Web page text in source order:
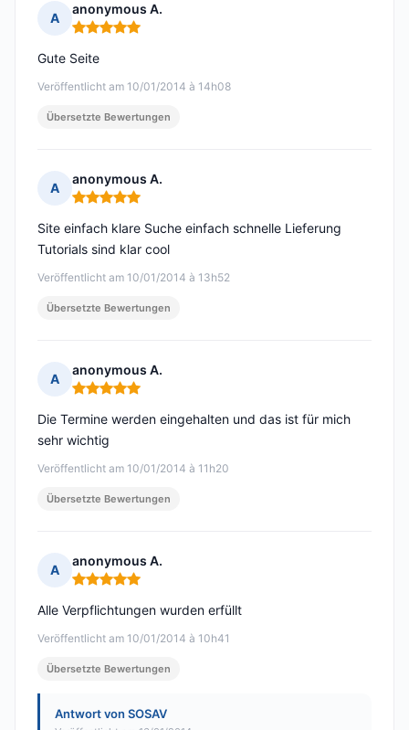
A
anonymous A.
Hinweis: 5 von 5
Veröffentlicht am 10/01/2014 à 14h08
Gute Seite
Übersetzte Bewertungen
A
anonymous A.
Hinweis: 5 von 5
Veröffentlicht am 10/01/2014 à 13h52
Site einfach klare Suche einfach schnelle Lieferung
Tutorials sind klar cool
Übersetzte Bewertungen
A
anonymous A.
Hinweis: 5 von 5
Veröffentlicht am 10/01/2014 à 11h20
Die Termine werden eingehalten und das ist für mich
sehr wichtig
Übersetzte Bewertungen
A
anonymous A.
Hinweis: 5 von 5
Veröffentlicht am 10/01/2014 à 10h41
Alle Verpflichtungen wurden erfüllt
Übersetzte Bewertungen
Antwort von SOSAV